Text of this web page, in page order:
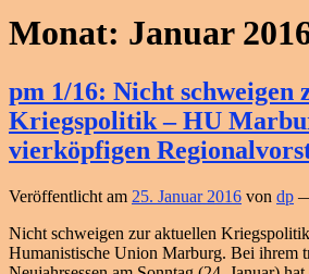
Monat: Januar
pm 1/16: Nicht schweigen
Kriegspolitik – HU
vierköpfigen
Veröffentlicht am 25. Januar 2016 von dp
Nicht schweigen zur aktuellen
Humanistische Union Marburg. Bei ihrem